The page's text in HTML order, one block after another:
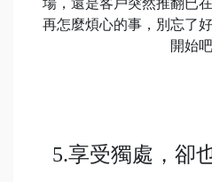
再怎麼煩心的事，別忘了
開始吧
5.享受獨處，卻